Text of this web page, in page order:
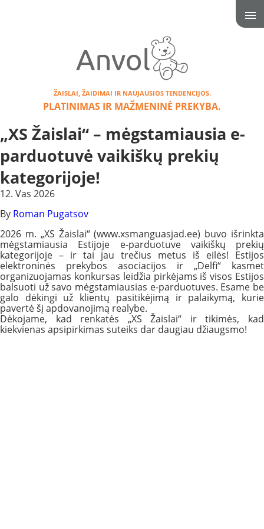
ŽAISLAI, ŽAIDIMAI IR NAUJAUSIOS TENDENCIJOS.
PLATINIMAS IR MAŽMENINĖ PREKYBA.
„XS Žaislai“ – mėgstamiausia e-
parduotuvė vaikiškų prekių
kategorijoje!
12. Vas 2026
By Roman Pugatsov
2026 m. „XS Žaislai“ (www.xsmanguasjad.ee) buvo išrinkta
mėgstamiausia Estijoje e-parduotuve vaikiškų prekių
kategorijoje – ir tai jau trečius metus iš eilės! Estijos
elektroninės prekybos asociacijos ir „Delfi“ kasmet
organizuojamas konkursas leidžia pirkėjams iš visos Estijos
balsuoti už savo mėgstamiausias e-parduotuves. Esame be
galo dėkingi už klientų pasitikėjimą ir palaikymą, kurie
pavertė šį apdovanojimą realybe.
Dėkojame, kad renkatės „XS Žaislai“ ir tikimės, kad
kiekvienas apsipirkimas suteiks dar daugiau džiaugsmo!